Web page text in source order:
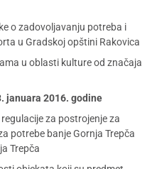
o zadovoljavanju potreba i
u Gradskoj opštini Rakovica
u oblasti kulture od značaja
januara 2016. godine
za postrojenje za
potrebe banje Gornja Trepča
Trepča